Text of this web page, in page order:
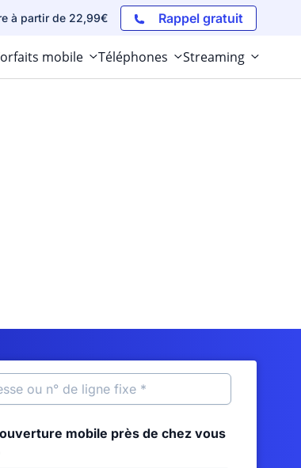
à partir de 22,99€ Rappel gratuit
mobile Téléphones Streaming
mobile près de chez vous